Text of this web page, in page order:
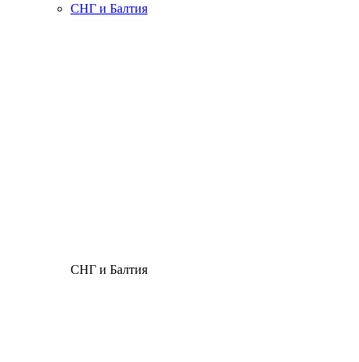
СНГ и Балтия
СНГ и Балтия